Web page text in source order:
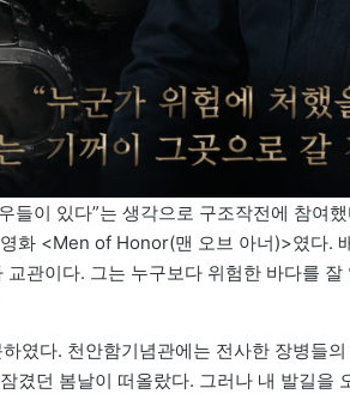
들이 있다”는 생각으로 구조작전에 참여
화 <Men of Honor(맨 오브 아너)>였다.
관이다. 그는 누구보다 위험한 바다를
였다. 천안함기념관에는 전사한 장병들
겼던 봄날이 떠올랐다. 그러나 내 발길을